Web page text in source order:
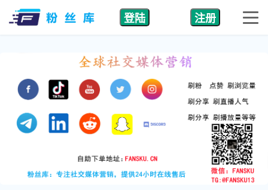
登陆 注册